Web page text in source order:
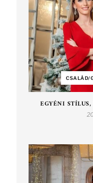
CSALÁD/
EGYÉNI